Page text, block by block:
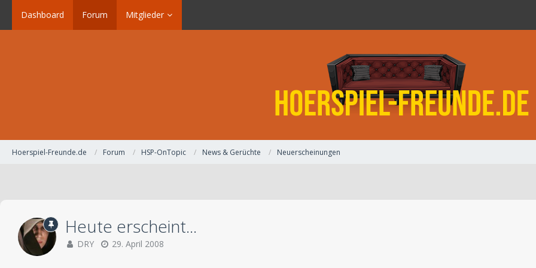
Dashboard Forum Mitglieder
Hoerspiel-Freunde.de Forum HSP-OnTopic News & Gerüchte Neuerscheinungen
Heute erscheint...
DRY 29. April 2008